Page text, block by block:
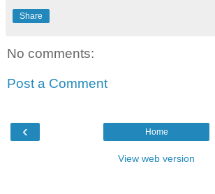
Share
No comments:
Post a Comment
‹ Home
View web version